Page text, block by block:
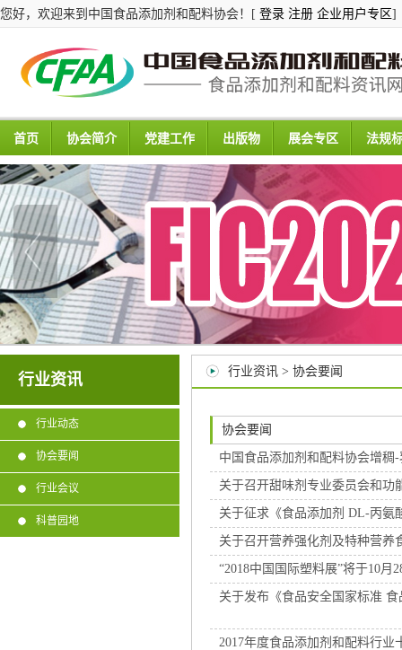
您好，欢迎来到中国食品添加剂和配料协会！[ 登录 注册 企业用户专区]
首页 协会简介 党建工作 出版物 展会专区 法规
行业资讯
行业动态
协会要闻
行业会议
科普园地
行业资讯 > 协会要闻
协会要闻
中国食品添加剂和配料协会增稠
关于召开甜味剂专业委员会和功
关于征求《食品添加剂 DL-丙氨
关于召开营养强化剂及特种营养
“2018中国国际塑料展”将于10月
关于发布《食品安全国家标准
2017年度食品添加剂和配料行业